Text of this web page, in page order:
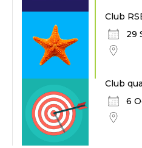
Club
29
Club
6